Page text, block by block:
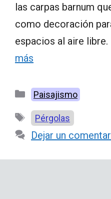
las carpas barnum
como decoración
espacios al aire
más
Categorías
Paisajismo
Etiquetas
Pérgolas
Dejar un